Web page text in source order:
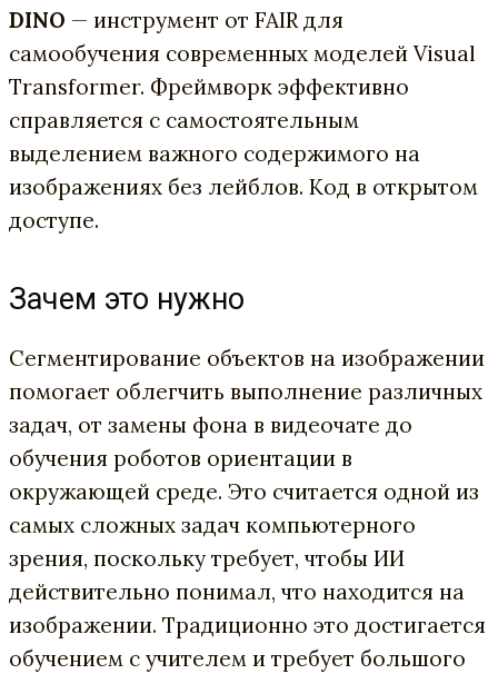
DINO — инструмент от FAIR для
самообучения современных моделей Visual
Transformer. Фреймворк эффективно
справляется с самостоятельным
выделением важного содержимого на
изображениях без лейблов. Код в открытом
доступе.
Зачем это нужно
Сегментирование объектов на изображении
помогает облегчить выполнение различных
задач, от замены фона в видеочате до
обучения роботов ориентации в
окружающей среде. Это считается одной из
самых сложных задач компьютерного
зрения, поскольку требует, чтобы ИИ
действительно понимал, что находится на
изображении. Традиционно это достигается
обучением с учителем и требует большого